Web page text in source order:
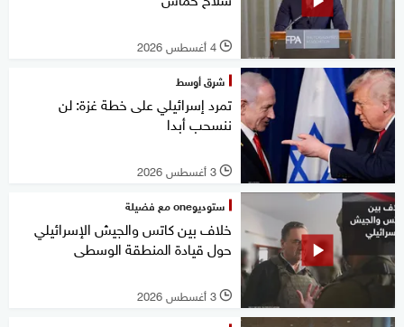
l 4 أغسطس 2026
شرق أوسط
تمرد إسرائيلي على خطة غزة: لن
ننسحب أبدا
l 3 أغسطس 2026
ستوديوone مع فضيلة
خلاف بين كاتس والجيش الإسرائيلي
حول قيادة المنطقة الوسطى
l 3 أغسطس 2026